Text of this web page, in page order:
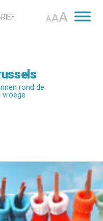
AAA
rond de
vroege